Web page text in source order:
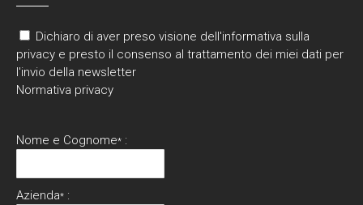
Dichiaro di aver preso visione dell'informativa sulla
privacy e presto il consenso al trattamento dei miei dati per
l'invio della newsletter
Normativa privacy
Nome e Cognome* :
Azienda* :